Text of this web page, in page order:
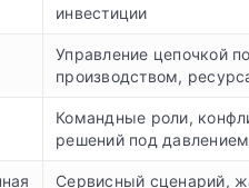
инвестиции
Управление цепочкой
производством,
Командные роли,
решений под давлением
Сервисный сценарий,